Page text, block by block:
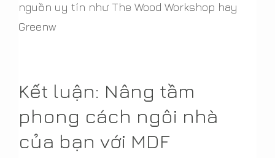
nguồn uy tín như The Wood Workshop hay
Greenw
Kết luận: Nâng tầm
phong cách ngôi nhà
của bạn với MDF